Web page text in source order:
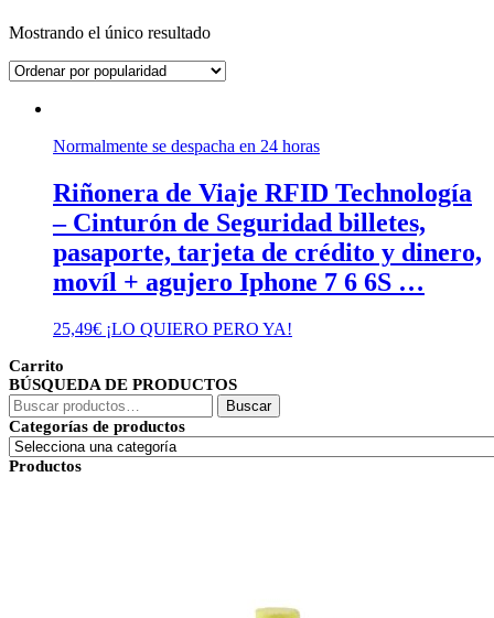
Mostrando el único resultado
Normalmente se despacha en 24 horas
Riñonera de Viaje RFID Technología
– Cinturón de Seguridad billetes,
pasaporte, tarjeta de crédito y dinero,
movíl + agujero Iphone 7 6 6S …
25,49€ ¡LO QUIERO PERO YA!
Carrito
BÚSQUEDA DE PRODUCTOS
Buscar
por:
Buscar
Categorías de productos
Productos